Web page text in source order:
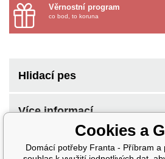
Věrnostní program
co bod, to koruna
Hlidací pes
Více informací
Cookies a
Domácí potřeby Franta - Příbram a